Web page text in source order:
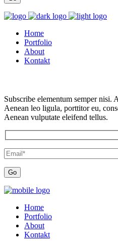
Home
Portfolio
About
Kontakt
Subscribe elementum semper nisi.
Aenean leo ligula, porttitor eu,
Aenean vulputate eleifend tellus.
Home
Portfolio
About
Kontakt